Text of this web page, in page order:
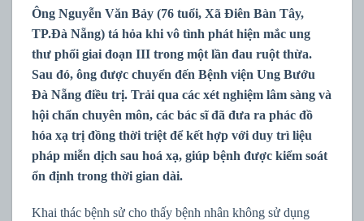
Ông Nguyễn Văn Bảy (76 tuổi, Xã Điên Bàn Tây,
TP.Đà Nẵng) tá hỏa khi vô tình phát hiện mắc ung
thư phổi giai đoạn III trong một lần đau ruột thừa.
Sau đó, ông được chuyển đến Bệnh viện Ung Bướu
Đà Nẵng điều trị. Trải qua các xét nghiệm lâm sàng và
hội chẩn chuyên môn, các bác sĩ đã đưa ra phác đồ
hóa xạ trị đồng thời triệt để kết hợp với duy trì liệu
pháp miễn dịch sau hoá xạ, giúp bệnh được kiểm soát
ổn định trong thời gian dài.
Khai thác bệnh sử cho thấy bệnh nhân không sử dụng